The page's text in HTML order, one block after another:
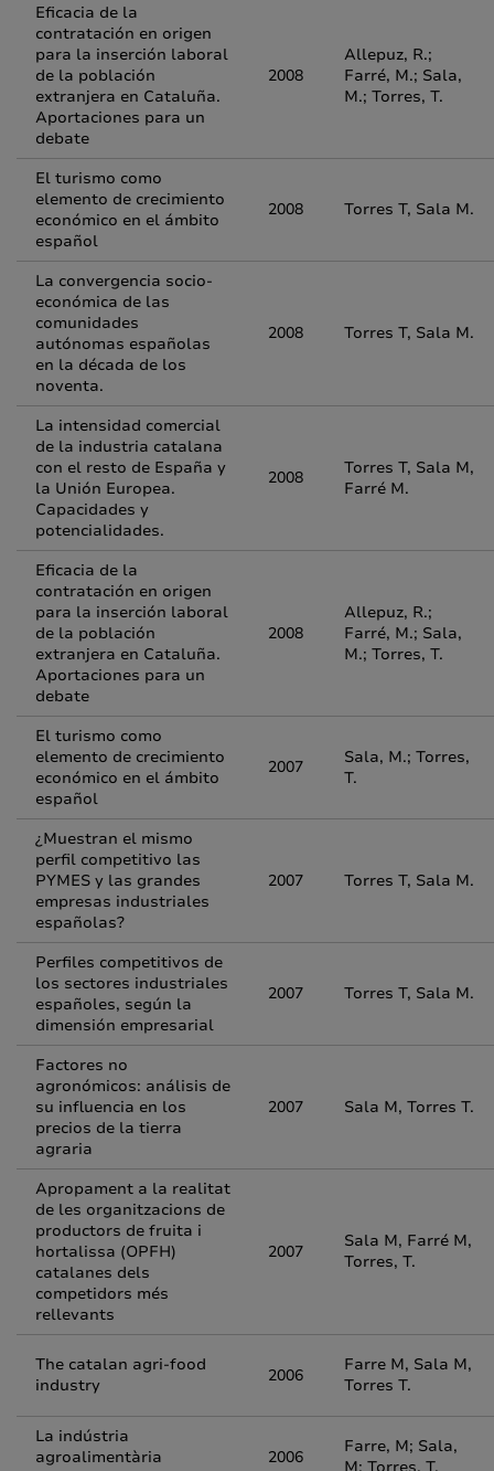
Eficacia de la
contratación en origen
para la inserción laboral
de la población
extranjera en Cataluña.
Aportaciones para un
debate
2008
Allepuz, R.;
Farré, M.; Sala,
M.; Torres, T.
El turismo como
elemento de crecimiento
económico en el ámbito
español
2008 Torres T, Sala M.
La convergencia socio-
económica de las
comunidades
autónomas españolas
en la década de los
noventa.
2008 Torres T, Sala M.
La intensidad comercial
de la industria catalana
con el resto de España y
la Unión Europea.
Capacidades y
potencialidades.
2008
Torres T, Sala M,
Farré M.
Eficacia de la
contratación en origen
para la inserción laboral
de la población
extranjera en Cataluña.
Aportaciones para un
debate
2008
Allepuz, R.;
Farré, M.; Sala,
M.; Torres, T.
El turismo como
elemento de crecimiento
económico en el ámbito
español
2007
Sala, M.; Torres,
T.
¿Muestran el mismo
perfil competitivo las
PYMES y las grandes
empresas industriales
españolas?
2007 Torres T, Sala M.
Perfiles competitivos de
los sectores industriales
españoles, según la
dimensión empresarial
2007 Torres T, Sala M.
Factores no
agronómicos: análisis de
su influencia en los
precios de la tierra
agraria
2007 Sala M, Torres T.
Apropament a la realitat
de les organitzacions de
productors de fruita i
hortalissa (OPFH)
catalanes dels
competidors més
rellevants
2007
Sala M, Farré M,
Torres, T.
The catalan agri-food
industry
2006
Farre M, Sala M,
Torres T.
La indústria
agroalimentària
2006
Farre, M; Sala,